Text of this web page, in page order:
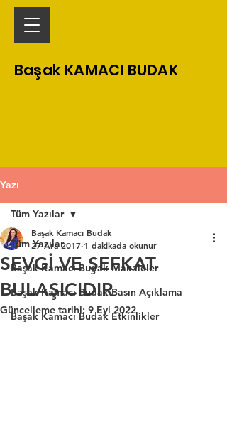
Başak KAMACI BUDAK
Yazı
Tüm Yazılar
Başak Kamacı Budak Makaleler
Başak Kamacı Budak Basın Açıklama
Başak Kamacı Budak Etkinlikler
Tüm Yazılar
SEVGİ VE ŞEFKAT
BULAŞICIDIR
Başak Kamacı Budak
27 Ara 2017 1 dakikada okunur
Güncelleme tarihi: 9 Eyl 2022